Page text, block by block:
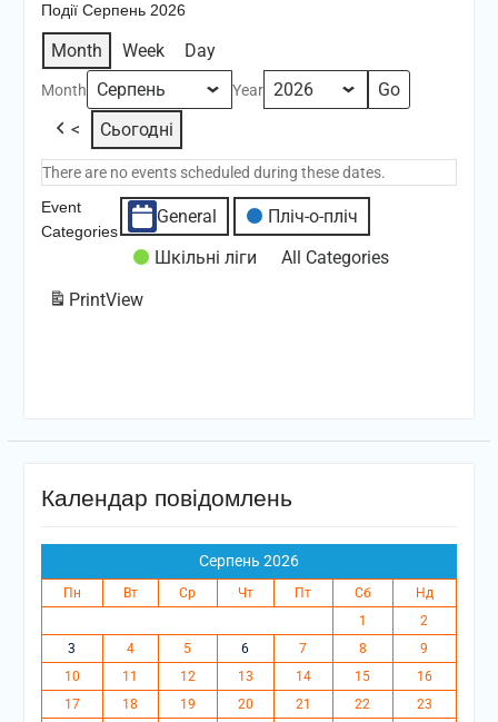
Події Серпень 2026
Month Week Day
Month Year
< Сьогодні
There are no events scheduled during these dates.
Event
Categories
General
Пліч-о-пліч
Шкільні ліги
All Categories
PrintView
Календар повідомлень
Серпень 2026
Пн Вт Ср Чт Пт Сб
Нд
1
2
3
4 5 6 7 8
9
10
11 12 13 14 15
16
17
18 19 20 21 22
23